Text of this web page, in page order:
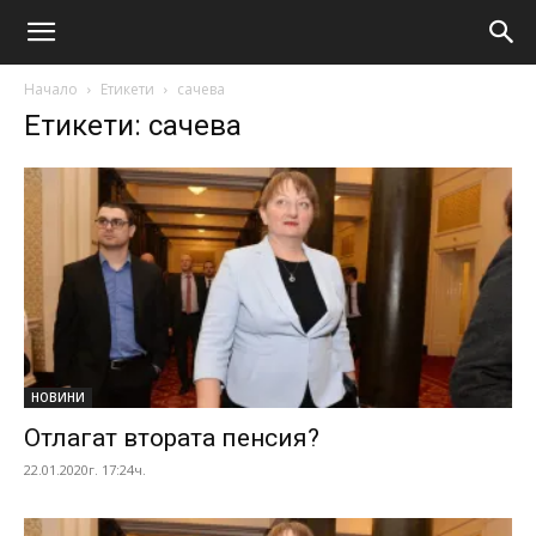
Начало Етикети сачева
Етикети: сачева
НОВИНИ
Отлагат втората пенсия?
22.01.2020г. 17:24ч.